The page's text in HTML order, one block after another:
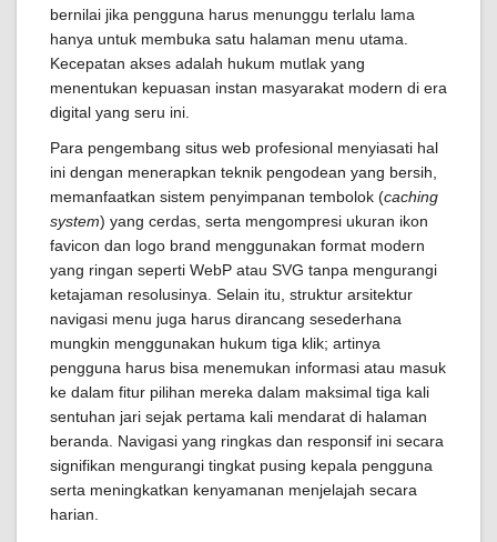
bernilai jika pengguna harus menunggu terlalu lama
hanya untuk membuka satu halaman menu utama.
Kecepatan akses adalah hukum mutlak yang
menentukan kepuasan instan masyarakat modern di era
digital yang seru ini.
Para pengembang situs web profesional menyiasati hal
ini dengan menerapkan teknik pengodean yang bersih,
memanfaatkan sistem penyimpanan tembolok (caching
system) yang cerdas, serta mengompresi ukuran ikon
favicon dan logo brand menggunakan format modern
yang ringan seperti WebP atau SVG tanpa mengurangi
ketajaman resolusinya. Selain itu, struktur arsitektur
navigasi menu juga harus dirancang sesederhana
mungkin menggunakan hukum tiga klik; artinya
pengguna harus bisa menemukan informasi atau masuk
ke dalam fitur pilihan mereka dalam maksimal tiga kali
sentuhan jari sejak pertama kali mendarat di halaman
beranda. Navigasi yang ringkas dan responsif ini secara
signifikan mengurangi tingkat pusing kepala pengguna
serta meningkatkan kenyamanan menjelajah secara
harian.